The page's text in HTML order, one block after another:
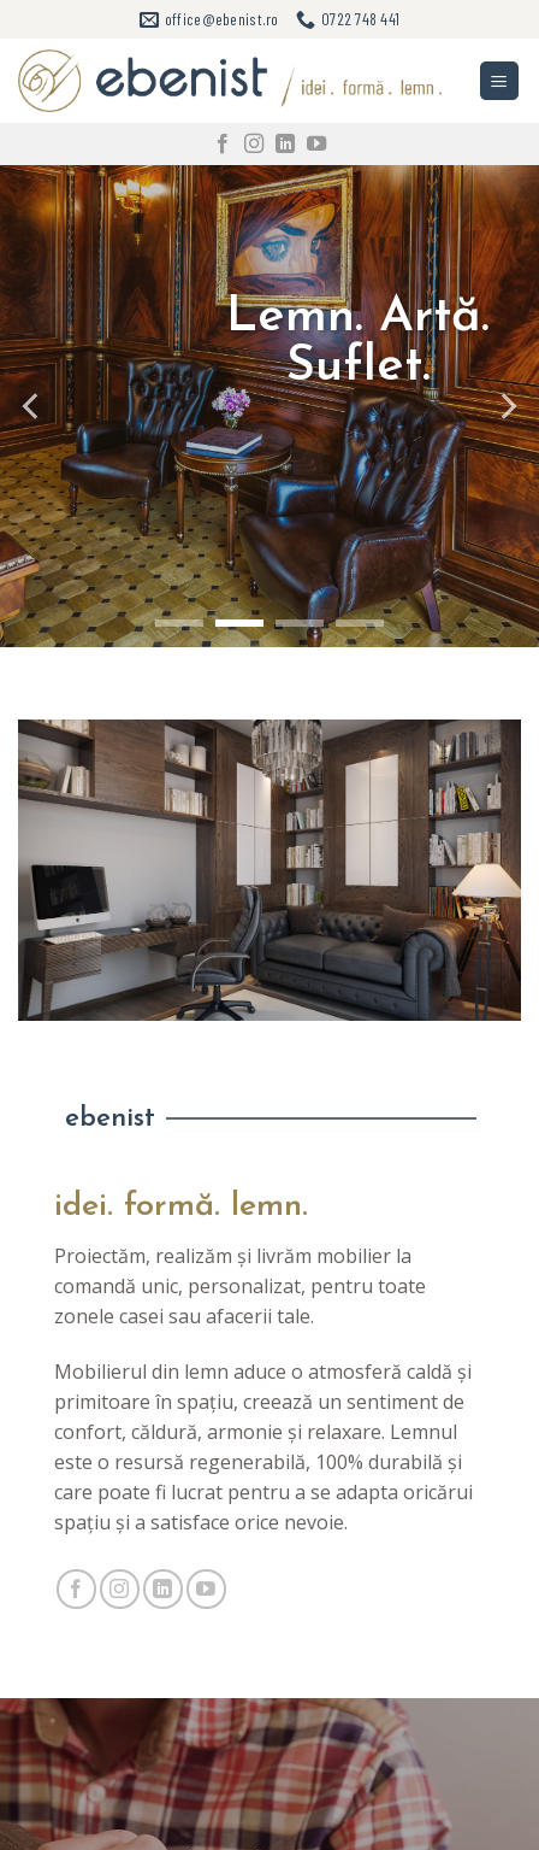
conținut
office@ebenist.ro 0722 748 441
Dăm
contur viselor
tale!
Lemn. Artă.
Suflet.
Aducem natura
în casa ta!
Eleganță și
confort
ebenist
idei. formă. lemn.
Proiectăm, realizăm și livrăm mobilier la
comandă unic, personalizat, pentru toate
zonele casei sau afacerii tale.
Mobilierul din lemn aduce o atmosferă caldă și
primitoare în spațiu, creează un sentiment de
confort, căldură, armonie și relaxare. Lemnul
este o resursă regenerabilă, 100% durabilă și
care poate fi lucrat pentru a se adapta oricărui
spațiu și a satisface orice nevoie.